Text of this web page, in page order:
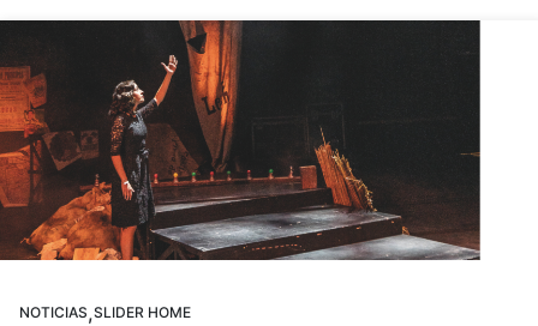
NOTICIAS,SLIDER HOME